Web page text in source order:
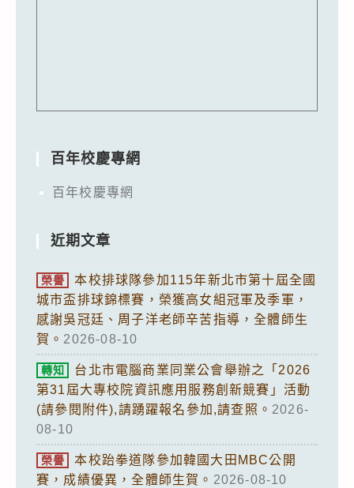
百年校慶專網
百年校慶專網
近期文章
榮譽
本校排球隊參加115年新北市第十屆全國
城市盃排球錦標賽，榮獲高女組冠軍及季軍，
感謝吳冠廷、周子洋老師辛苦指導，全體師生
賀。 2026-08-10
轉知
台北市電腦商業同業公會舉辦之「2026
第31屆大專校院資訊應用服務創新競賽」活動
(請參閱附件),請踴躍報名參加,請查照。 2026-
08-10
榮譽
本校跆拳道隊參加韓國大田MBC公開
賽，成績優異，全體師生賀。 2026-08-10